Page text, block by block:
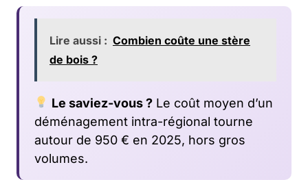
Lire aussi : Combien coûte une stère
de bois ?
Le saviez-vous ?Le coût moyen d’un
déménagement intra-régional tourne
autour de 950 € en 2025, hors gros
volumes.